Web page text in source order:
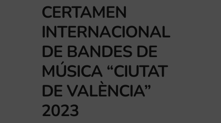
CERTAMEN
INTERNACIONAL
DE BANDES DE
MÚSICA “CIUTAT
DE VALÈNCIA”
2023